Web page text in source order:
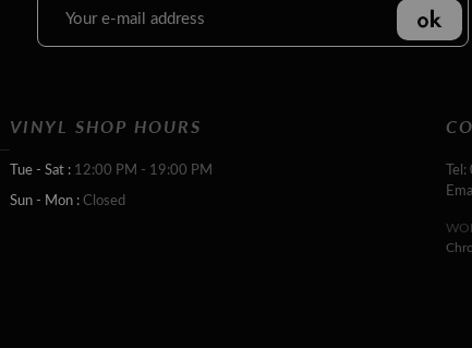
VINYL SHOP HOURS
Tue - Sat : 12:00 PM - 19:00 PM
Sun - Mon : Closed